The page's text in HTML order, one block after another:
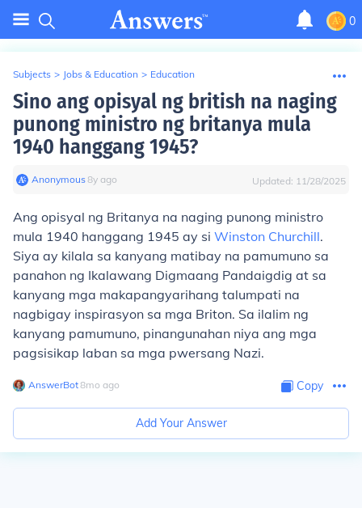
0
Subjects > Jobs & Education > Education
Sino ang opisyal ng british na naging
punong ministro ng britanya mula
1940 hanggang 1945?
Anonymous∙8y ago Updated: 11/28/2025
Ang opisyal ng Britanya na naging punong ministro
mula 1940 hanggang 1945 ay si Winston Churchill.
Siya ay kilala sa kanyang matibay na pamumuno sa
panahon ng Ikalawang Digmaang Pandaigdig at sa
kanyang mga makapangyarihang talumpati na
nagbigay inspirasyon sa mga Briton. Sa ilalim ng
kanyang pamumuno, pinangunahan niya ang mga
pagsisikap laban sa mga pwersang Nazi.
AnswerBot∙8mo ago Copy
Add Your Answer